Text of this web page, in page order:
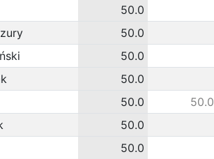
50.0
50.0
50.0
50.0
50.0
50.0
50.0
50.0